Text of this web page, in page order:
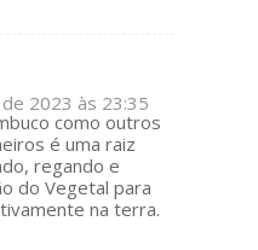
2023 às 23:35
como outros
é uma raiz
regando e
do Vegetal para
na terra.